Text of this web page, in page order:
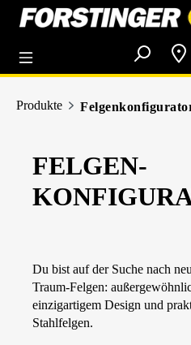
springen
Produkte
FELGEN-
Du bist auf der Suche nach
Traum-Felgen:
einzigartigem Design und
Stahlfelgen.